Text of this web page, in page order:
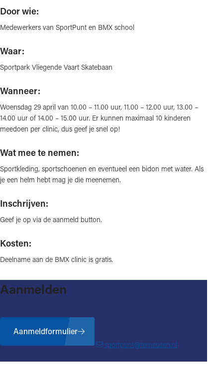
Door wie:
Medewerkers van SportPunt en BMX school
Waar:
Sportpark Vliegende Vaart Skatebaan
Wanneer:
Woensdag 29 april van 10.00 – 11.00 uur, 11.00 – 12.00 uur, 13.00 –
14.00 uur of 14.00 – 15.00 uur. Er kunnen maximaal 10 kinderen
meedoen per clinic, dus geef je snel op!
Wat mee te nemen:
Sportkleding, sportschoenen en eventueel een bidon met water. Als
je een helm hebt mag je die meenemen.
Inschrijven:
Geef je op via de aanmeld button.
Kosten:
Deelname aan de BMX clinic is gratis.
Aanmelden
Aanmeldformulier
sportpunt@terneuzen.nl